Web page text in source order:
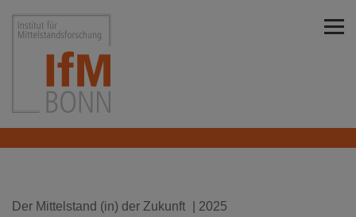
Institut für Mittelstandsforschung Bonn
Der Mittelstand (in) der Zukunft 20.01.2025
| 2025